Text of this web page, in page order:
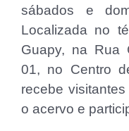
sábados e
Localizada no
Guapy, na Rua
01, no Centro
recebe
o acervo e